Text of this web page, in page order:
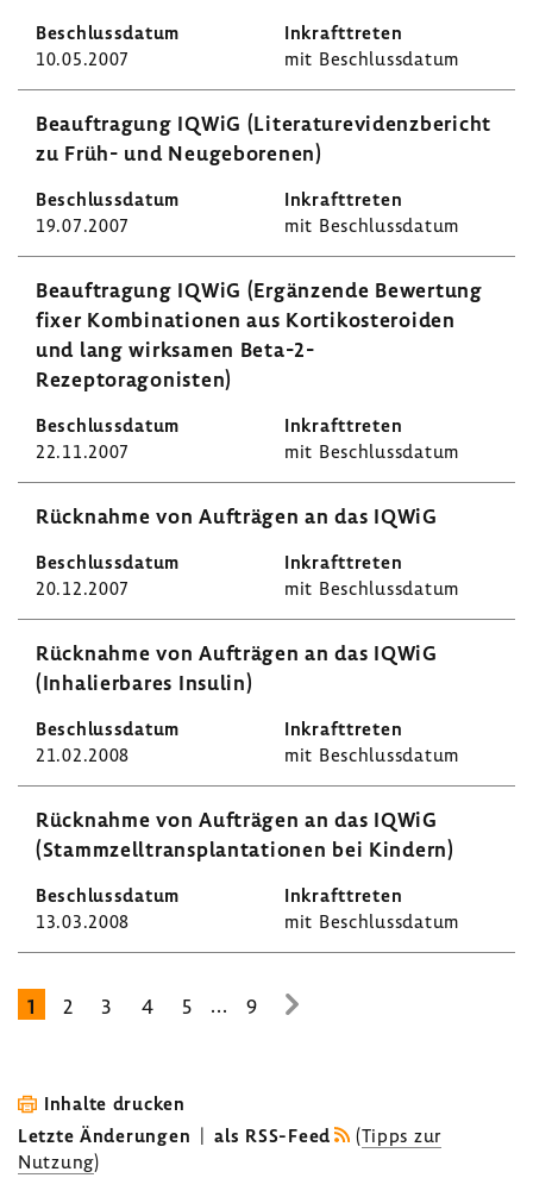
10.05.2007 mit Beschluss­datum
Beauf­tra­gung IQWiG (Lite­ra­tur­evi­denz­be­richt
zu Früh- und Neuge­bo­renen)
19.07.2007 mit Beschluss­datum
Beauf­tra­gung IQWiG (Ergän­zende Bewer­tung
fixer Kombi­na­tionen aus Korti­kos­te­ro­iden
und lang wirk­samen Beta-​2-
Rezeptoragonisten)
22.11.2007 mit Beschluss­datum
Rück­nahme von Aufträgen an das IQWiG
20.12.2007 mit Beschluss­datum
Rück­nahme von Aufträgen an das IQWiG
(Inha­lier­bares Insulin)
21.02.2008 mit Beschluss­datum
Rück­nahme von Aufträgen an das IQWiG
(Stamm­zell­trans­plan­ta­tionen bei Kindern)
13.03.2008 mit Beschluss­datum
1 2 3 4 5 ... 9
zur
Inhalte drucken
Letzte Änderungen | als RSS-Feed (Tipps zur
Nutzung)